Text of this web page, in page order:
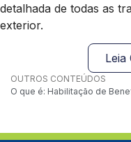
detalhada de todas as
exterior.
Leia
OUTROS CONTEÚDOS